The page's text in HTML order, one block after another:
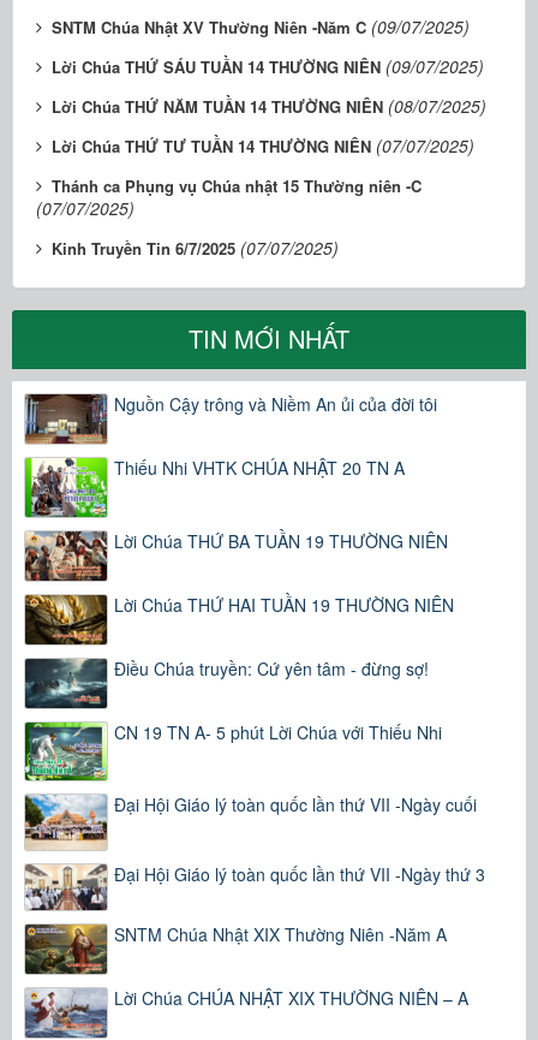
SNTM Chúa Nhật XV Thường Niên -Năm C (09/07/2025)
Lời Chúa THỨ SÁU TUẦN 14 THƯỜNG NIÊN (09/07/2025)
Lời Chúa THỨ NĂM TUẦN 14 THƯỜNG NIÊN (08/07/2025)
Lời Chúa THỨ TƯ TUẦN 14 THƯỜNG NIÊN (07/07/2025)
Thánh ca Phụng vụ Chúa nhật 15 Thường niên -C
(07/07/2025)
Kinh Truyền Tin 6/7/2025 (07/07/2025)
TIN MỚI NHẤT
Nguồn Cậy trông và Niềm An ủi của đời tôi
Thiếu Nhi VHTK CHÚA NHẬT 20 TN A
Lời Chúa THỨ BA TUẦN 19 THƯỜNG NIÊN
Lời Chúa THỨ HAI TUẦN 19 THƯỜNG NIÊN
Điều Chúa truyền: Cứ yên tâm - đừng sợ!
CN 19 TN A- 5 phút Lời Chúa với Thiếu Nhi
Đại Hội Giáo lý toàn quốc lần thứ VII -Ngày cuối
Đại Hội Giáo lý toàn quốc lần thứ VII -Ngày thứ 3
SNTM Chúa Nhật XIX Thường Niên -Năm A
Lời Chúa CHÚA NHẬT XIX THƯỜNG NIÊN – A